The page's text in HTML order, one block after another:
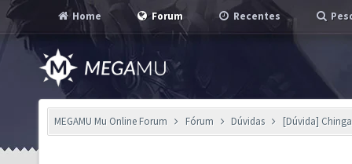
Home Forum Recentes
MEGAMU Mu Online Forum Fórum Dúvidas [Dúvida]